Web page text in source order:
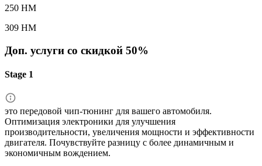
250 HM
309 HM
Доп. услуги со скидкой 50%
Stage 1
это передовой чип-тюнинг для вашего автомобиля.
Оптимизация электроники для улучшения
производительности, увеличения мощности и эффективности
двигателя. Почувствуйте разницу с более динамичным и
экономичным вождением.